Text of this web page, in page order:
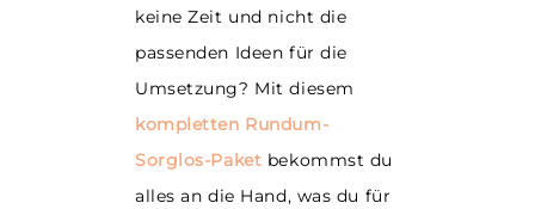
keine Zeit und nicht die
passenden Ideen für die
Umsetzung? Mit diesem
kompletten Rundum-
Sorglos-Paket bekommst du
alles an die Hand, was du für